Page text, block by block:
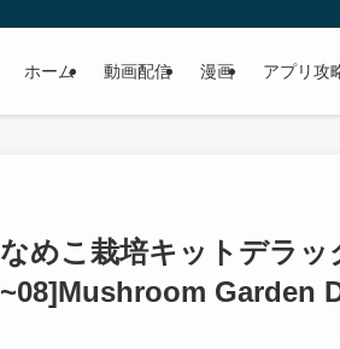
ホーム 動画配信 漫画 アプリ攻
めこ栽培キットデラッ
Garden